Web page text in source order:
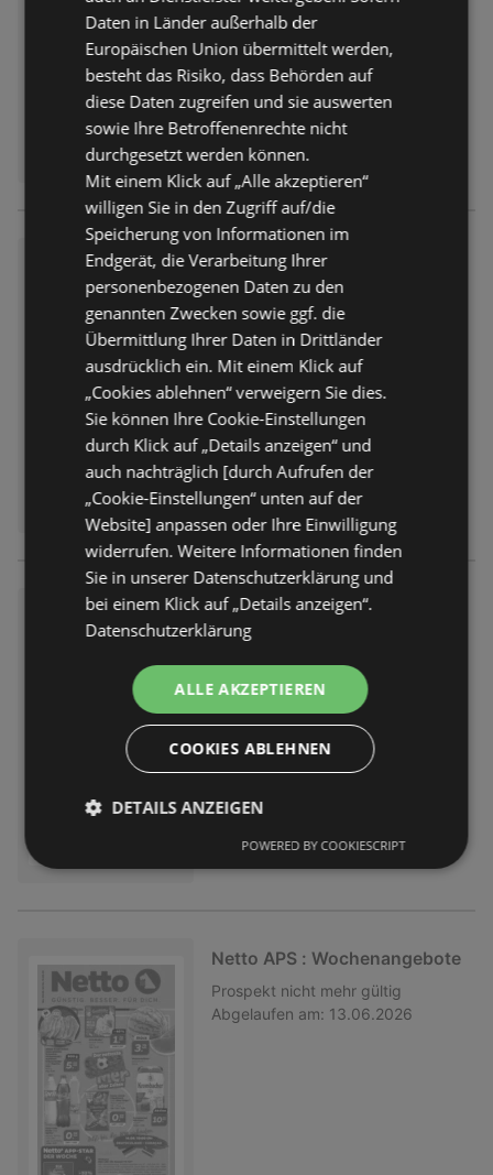
Netto APS : Wochenangebote
Prospekt nicht mehr gültig
Abgelaufen am: 20.06.2026
Netto APS : Wochenangebote
Prospekt
Abgelaufen am: 13.06.2026
Netto APS : Wochenangebote
Prospekt nicht mehr gültig
Abgelaufen am: 13.06.2026
Daten in Länder außerhalb der
Europäischen Union übermittelt werden,
besteht das Risiko, dass Behörden auf
diese Daten zugreifen und sie auswerten
sowie Ihre Betroffenenrechte nicht
durchgesetzt werden können.
Mit einem Klick auf „Alle akzeptieren“
willigen Sie in den Zugriff auf/die
Speicherung von Informationen im
Endgerät, die Verarbeitung Ihrer
personenbezogenen Daten zu den
genannten Zwecken sowie ggf. die
Übermittlung Ihrer Daten in Drittländer
ausdrücklich ein. Mit einem Klick auf
„Cookies ablehnen“ verweigern Sie dies.
Sie können Ihre Cookie-Einstellungen
durch Klick auf „Details anzeigen“ und
auch nachträglich [durch Aufrufen der
„Cookie-Einstellungen“ unten auf der
Website] anpassen oder Ihre Einwilligung
widerrufen. Weitere Informationen finden
Sie in unserer Datenschutzerklärung und
bei einem Klick auf „Details anzeigen“.
Datenschutzerklärung
ALLE AKZEPTIEREN
COOKIES ABLEHNEN
DETAILS ANZEIGEN
POWERED BY COOKIESCRIPT